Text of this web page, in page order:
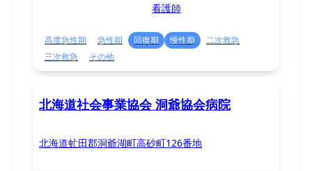
看護師
高度急性期 急性期 回復期 慢性期
二次救急
三次救急
その他
北海道社会事業協会 洞爺協会病院
北海道虻田郡洞爺湖町高砂町126番地